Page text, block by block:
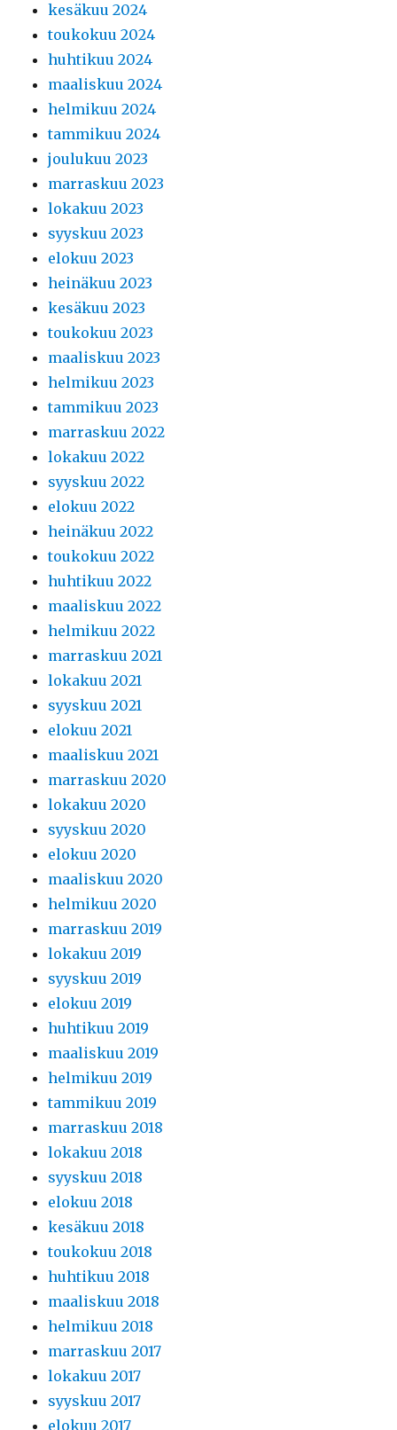
kesäkuu 2024
toukokuu 2024
huhtikuu 2024
maaliskuu 2024
helmikuu 2024
tammikuu 2024
joulukuu 2023
marraskuu 2023
lokakuu 2023
syyskuu 2023
elokuu 2023
heinäkuu 2023
kesäkuu 2023
toukokuu 2023
maaliskuu 2023
helmikuu 2023
tammikuu 2023
marraskuu 2022
lokakuu 2022
syyskuu 2022
elokuu 2022
heinäkuu 2022
toukokuu 2022
huhtikuu 2022
maaliskuu 2022
helmikuu 2022
marraskuu 2021
lokakuu 2021
syyskuu 2021
elokuu 2021
maaliskuu 2021
marraskuu 2020
lokakuu 2020
syyskuu 2020
elokuu 2020
maaliskuu 2020
helmikuu 2020
marraskuu 2019
lokakuu 2019
syyskuu 2019
elokuu 2019
huhtikuu 2019
maaliskuu 2019
helmikuu 2019
tammikuu 2019
marraskuu 2018
lokakuu 2018
syyskuu 2018
elokuu 2018
kesäkuu 2018
toukokuu 2018
huhtikuu 2018
maaliskuu 2018
helmikuu 2018
marraskuu 2017
lokakuu 2017
syyskuu 2017
elokuu 2017